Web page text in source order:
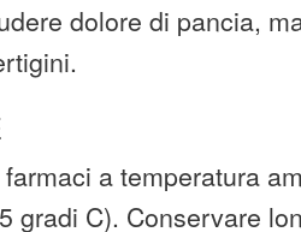
dolore di pancia,
a temperatura
gradi C). Conservare